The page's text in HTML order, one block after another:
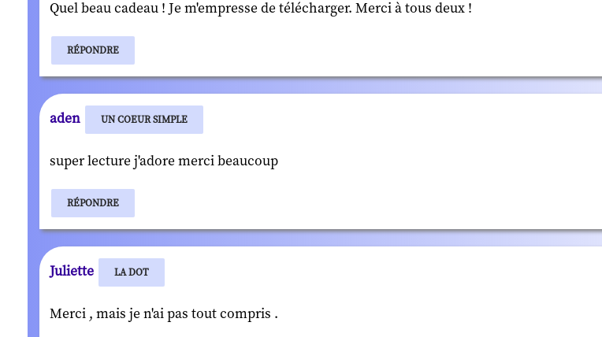
Quel beau cadeau ! Je m'empresse de télécharger. Merci à tous deux !
RÉPONDRE
aden UN COEUR SIMPLE
super lecture j'adore merci beaucoup
RÉPONDRE
Juliette LA DOT
Merci , mais je n'ai pas tout compris .